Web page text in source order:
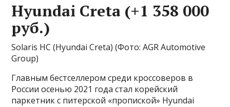
Hyundai Creta (+1 358 000
руб.)
Solaris HC (Hyundai Creta) (Фото: AGR Automotive
Group)
Главным бестселлером среди кроссоверов в
России осенью 2021 года стал корейский
паркетник с питерской «пропиской» Hyundai